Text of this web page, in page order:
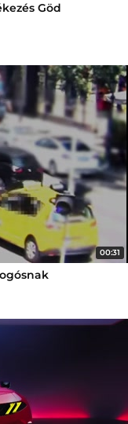
Göd
00:31